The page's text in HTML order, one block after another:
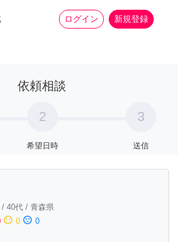
ログイン 新規登録
家事 more_horiz
依頼相談
2
希望日時
3
送信
/ 40代 / 青森県
sentiment_neutral 0 sentiment_dissatisfied 0